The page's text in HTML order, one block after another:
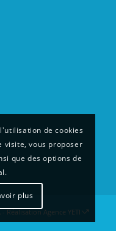
- RéalisationAgence YETI
de cookies
visite, vous proposer
que des options de
plus